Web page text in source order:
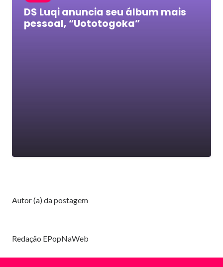
D$ Luqi anuncia seu álbum mais
pessoal, “Uototogoka”
Autor (a) da postagem
Redação EPopNaWeb